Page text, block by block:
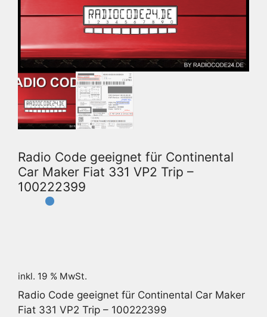
Radio Code geeignet für Continental
Car Maker Fiat 331 VP2 Trip –
100222399
inkl. 19 % MwSt.
Radio Code geeignet für Continental Car Maker
Fiat 331 VP2 Trip – 100222399